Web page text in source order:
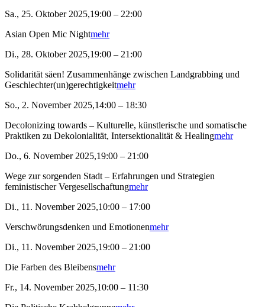
Sa., 25. Oktober 2025,19:00 – 22:00
Asian Open Mic Nightmehr
Di., 28. Oktober 2025,19:00 – 21:00
Solidarität säen! Zusammenhänge zwischen Landgrabbing und
Geschlechter(un)gerechtigkeitmehr
So., 2. November 2025,14:00 – 18:30
Decolonizing towards – Kulturelle, künstlerische und somatische
Praktiken zu Dekolonialität, Intersektionalität & Healingmehr
Do., 6. November 2025,19:00 – 21:00
Wege zur sorgenden Stadt – Erfahrungen und Strategien
feministischer Vergesellschaftungmehr
Di., 11. November 2025,10:00 – 17:00
Verschwörungsdenken und Emotionenmehr
Di., 11. November 2025,19:00 – 21:00
Die Farben des Bleibensmehr
Fr., 14. November 2025,10:00 – 11:30